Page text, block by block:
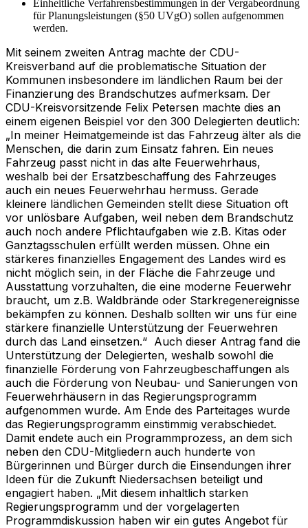
Einheitliche Verfahrensbestimmungen in der Vergabeordnung
für Planungsleistungen (§50 UVgO) sollen aufgenommen
werden.
Mit seinem zweiten Antrag machte der CDU-
Kreisverband auf die problematische Situation der
Kommunen insbesondere im ländlichen Raum bei der
Finanzierung des Brandschutzes aufmerksam. Der
CDU-Kreisvorsitzende Felix Petersen machte dies an
einem eigenen Beispiel vor den 300 Delegierten deutlich:
„In meiner Heimatgemeinde ist das Fahrzeug älter als die
Menschen, die darin zum Einsatz fahren. Ein neues
Fahrzeug passt nicht in das alte Feuerwehrhaus,
weshalb bei der Ersatzbeschaffung des Fahrzeuges
auch ein neues Feuerwehrhau hermuss. Gerade
kleinere ländlichen Gemeinden stellt diese Situation oft
vor unlösbare Aufgaben, weil neben dem Brandschutz
auch noch andere Pflichtaufgaben wie z.B. Kitas oder
Ganztagsschulen erfüllt werden müssen. Ohne ein
stärkeres finanzielles Engagement des Landes wird es
nicht möglich sein, in der Fläche die Fahrzeuge und
Ausstattung vorzuhalten, die eine moderne Feuerwehr
braucht, um z.B. Waldbrände oder Starkregenereignisse
bekämpfen zu können. Deshalb sollten wir uns für eine
stärkere finanzielle Unterstützung der Feuerwehren
durch das Land einsetzen.“ Auch dieser Antrag fand die
Unterstützung der Delegierten, weshalb sowohl die
finanzielle Förderung von Fahrzeugbeschaffungen als
auch die Förderung von Neubau- und Sanierungen von
Feuerwehrhäusern in das Regierungsprogramm
aufgenommen wurde. Am Ende des Parteitages wurde
das Regierungsprogramm einstimmig verabschiedet.
Damit endete auch ein Programmprozess, an dem sich
neben den CDU-Mitgliedern auch hunderte von
Bürgerinnen und Bürger durch die Einsendungen ihrer
Ideen für die Zukunft Niedersachsen beteiligt und
engagiert haben. „Mit diesem inhaltlich starken
Regierungsprogramm und der vorgelagerten
Programmdiskussion haben wir ein gutes Angebot für